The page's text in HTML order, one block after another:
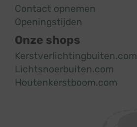
Contact opnemen
Openingstijden
Onze shops
Kerstverlichtingbuiten.com
Lichtsnoerbuiten.com
Houtenkerstboom.com